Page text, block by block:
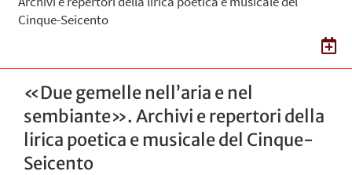
Cinque-Seicento
«Due gemelle nell’aria e nel
sembiante». Archivi e repertori della
lirica poetica e musicale del Cinque-
Seicento